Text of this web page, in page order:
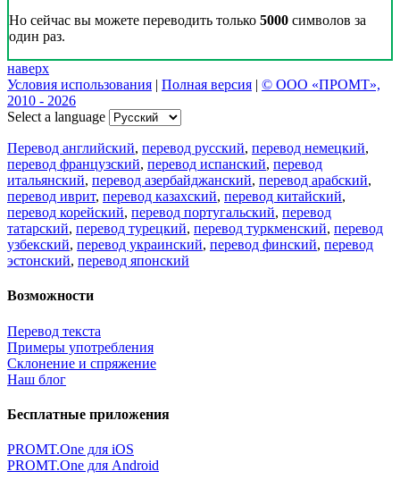
Но сейчас вы можете переводить только 5000 символов за
один раз.
наверх
Условия использования | Полная версия | © ООО «ПРОМТ»,
2010 - 2026
Select a language
Перевод английский, перевод русский, перевод немецкий,
перевод французский, перевод испанский, перевод
итальянский, перевод азербайджанский, перевод арабский,
перевод иврит, перевод казахский, перевод китайский,
перевод корейский, перевод португальский, перевод
татарский, перевод турецкий, перевод туркменский, перевод
узбекский, перевод украинский, перевод финский, перевод
эстонский, перевод японский
Возможности
Перевод текста
Примеры употребления
Склонение и спряжение
Наш блог
Бесплатные приложения
PROMT.One для iOS
PROMT.One для Android